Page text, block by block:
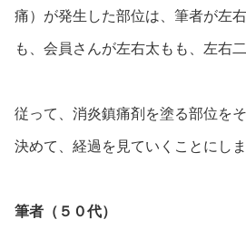
痛）が発生した部位は、筆者が左
も、会員さんが左右太もも、左右
従って、消炎鎮痛剤を塗る部位を
決めて、経過を見ていくことにしま
筆者（５０代）